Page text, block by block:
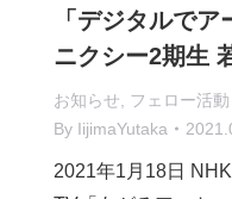
「デジタルで
ニクシー2期生
お知らせ, フェロー活
By IijimaYutaka
2021年1月18日